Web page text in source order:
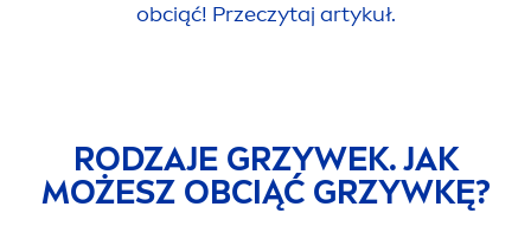
obciąć! Przeczytaj artykuł.
RODZAJE GRZYWEK. JAK
MOŻESZ OBCIĄĆ GRZYWKĘ?